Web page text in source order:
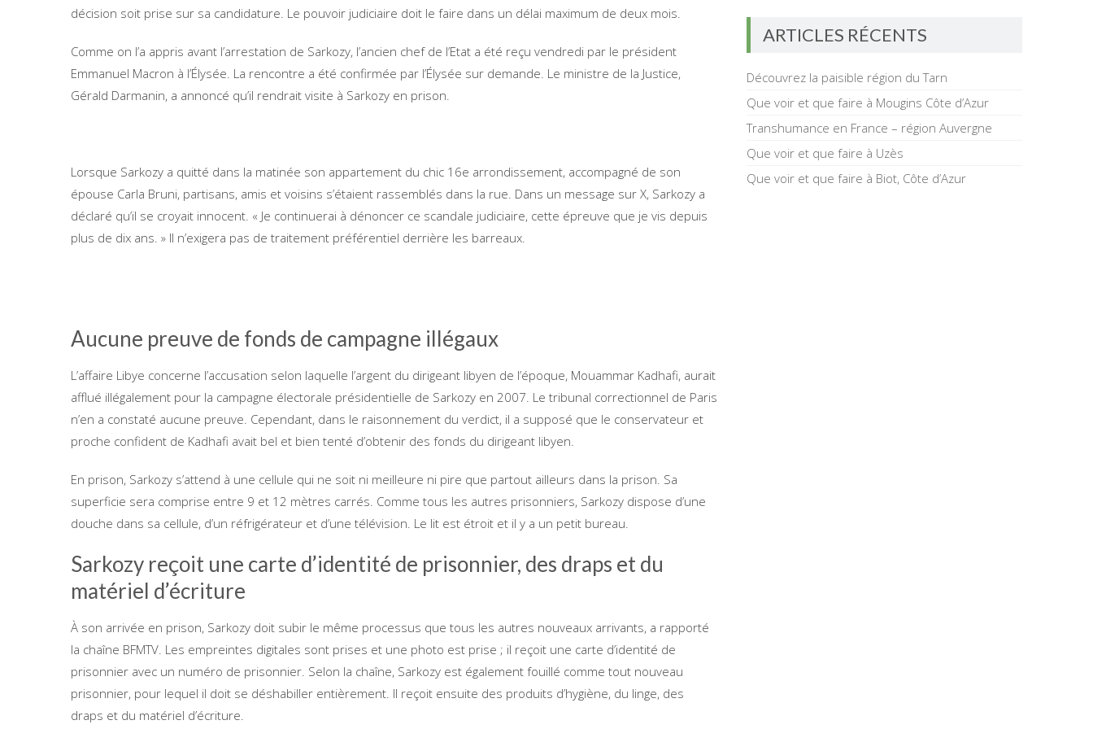
décision soit prise sur sa candidature. Le pouvoir judiciaire doit le faire dans un délai maximum de deux mois.
Comme on l’a appris avant l’arrestation de Sarkozy, l’ancien chef de l’Etat a été reçu vendredi par le président
Emmanuel Macron à l’Élysée. La rencontre a été confirmée par l’Élysée sur demande. Le ministre de la Justice,
Gérald Darmanin, a annoncé qu’il rendrait visite à Sarkozy en prison.
Lorsque Sarkozy a quitté dans la matinée son appartement du chic 16e arrondissement, accompagné de son
épouse Carla Bruni, partisans, amis et voisins s’étaient rassemblés dans la rue. Dans un message sur X, Sarkozy a
déclaré qu’il se croyait innocent. « Je continuerai à dénoncer ce scandale judiciaire, cette épreuve que je vis depuis
plus de dix ans. » Il n’exigera pas de traitement préférentiel derrière les barreaux.
Aucune preuve de fonds de campagne illégaux
L’affaire Libye concerne l’accusation selon laquelle l’argent du dirigeant libyen de l’époque, Mouammar Kadhafi, aurait
afflué illégalement pour la campagne électorale présidentielle de Sarkozy en 2007. Le tribunal correctionnel de Paris
n’en a constaté aucune preuve. Cependant, dans le raisonnement du verdict, il a supposé que le conservateur et
proche confident de Kadhafi avait bel et bien tenté d’obtenir des fonds du dirigeant libyen.
En prison, Sarkozy s’attend à une cellule qui ne soit ni meilleure ni pire que partout ailleurs dans la prison. Sa
superficie sera comprise entre 9 et 12 mètres carrés. Comme tous les autres prisonniers, Sarkozy dispose d’une
douche dans sa cellule, d’un réfrigérateur et d’une télévision. Le lit est étroit et il y a un petit bureau.
Sarkozy reçoit une carte d’identité de prisonnier, des draps et du
matériel d’écriture
À son arrivée en prison, Sarkozy doit subir le même processus que tous les autres nouveaux arrivants, a rapporté
la chaîne BFMTV. Les empreintes digitales sont prises et une photo est prise ; il reçoit une carte d’identité de
prisonnier avec un numéro de prisonnier. Selon la chaîne, Sarkozy est également fouillé comme tout nouveau
prisonnier, pour lequel il doit se déshabiller entièrement. Il reçoit ensuite des produits d’hygiène, du linge, des
draps et du matériel d’écriture.
ARTICLES RÉCENTS
Découvrez la paisible région du Tarn
Que voir et que faire à Mougins Côte d’Azur
Transhumance en France – région Auvergne
Que voir et que faire à Uzès
Que voir et que faire à Biot, Côte d’Azur